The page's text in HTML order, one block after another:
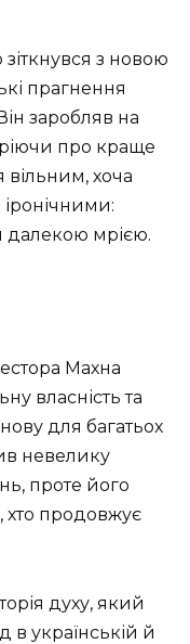
з новою
прагнення
заробляв на
про краще
вільним, хоча
далекою мрією.
Махна
власність та
для багатьох
невелику
проте його
хто продовжує
духу, який
в українській й